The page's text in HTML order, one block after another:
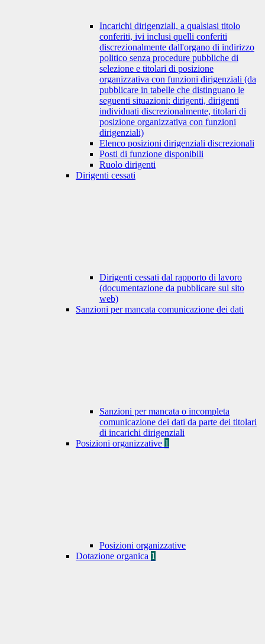
Incarichi dirigenziali, a qualsiasi titolo
conferiti, ivi inclusi quelli conferiti
discrezionalmente dall'organo di indirizzo
politico senza procedure pubbliche di
selezione e titolari di posizione
organizzativa con funzioni dirigenziali (da
pubblicare in tabelle che distinguano le
seguenti situazioni: dirigenti, dirigenti
individuati discrezionalmente, titolari di
posizione organizzativa con funzioni
dirigenziali)
Elenco posizioni dirigenziali discrezionali
Posti di funzione disponibili
Ruolo dirigenti
Dirigenti cessati
Dirigenti cessati dal rapporto di lavoro
(documentazione da pubblicare sul sito
web)
Sanzioni per mancata comunicazione dei dati
Sanzioni per mancata o incompleta
comunicazione dei dati da parte dei titolari
di incarichi dirigenziali
Posizioni organizzative 1
Posizioni organizzative
Dotazione organica 1